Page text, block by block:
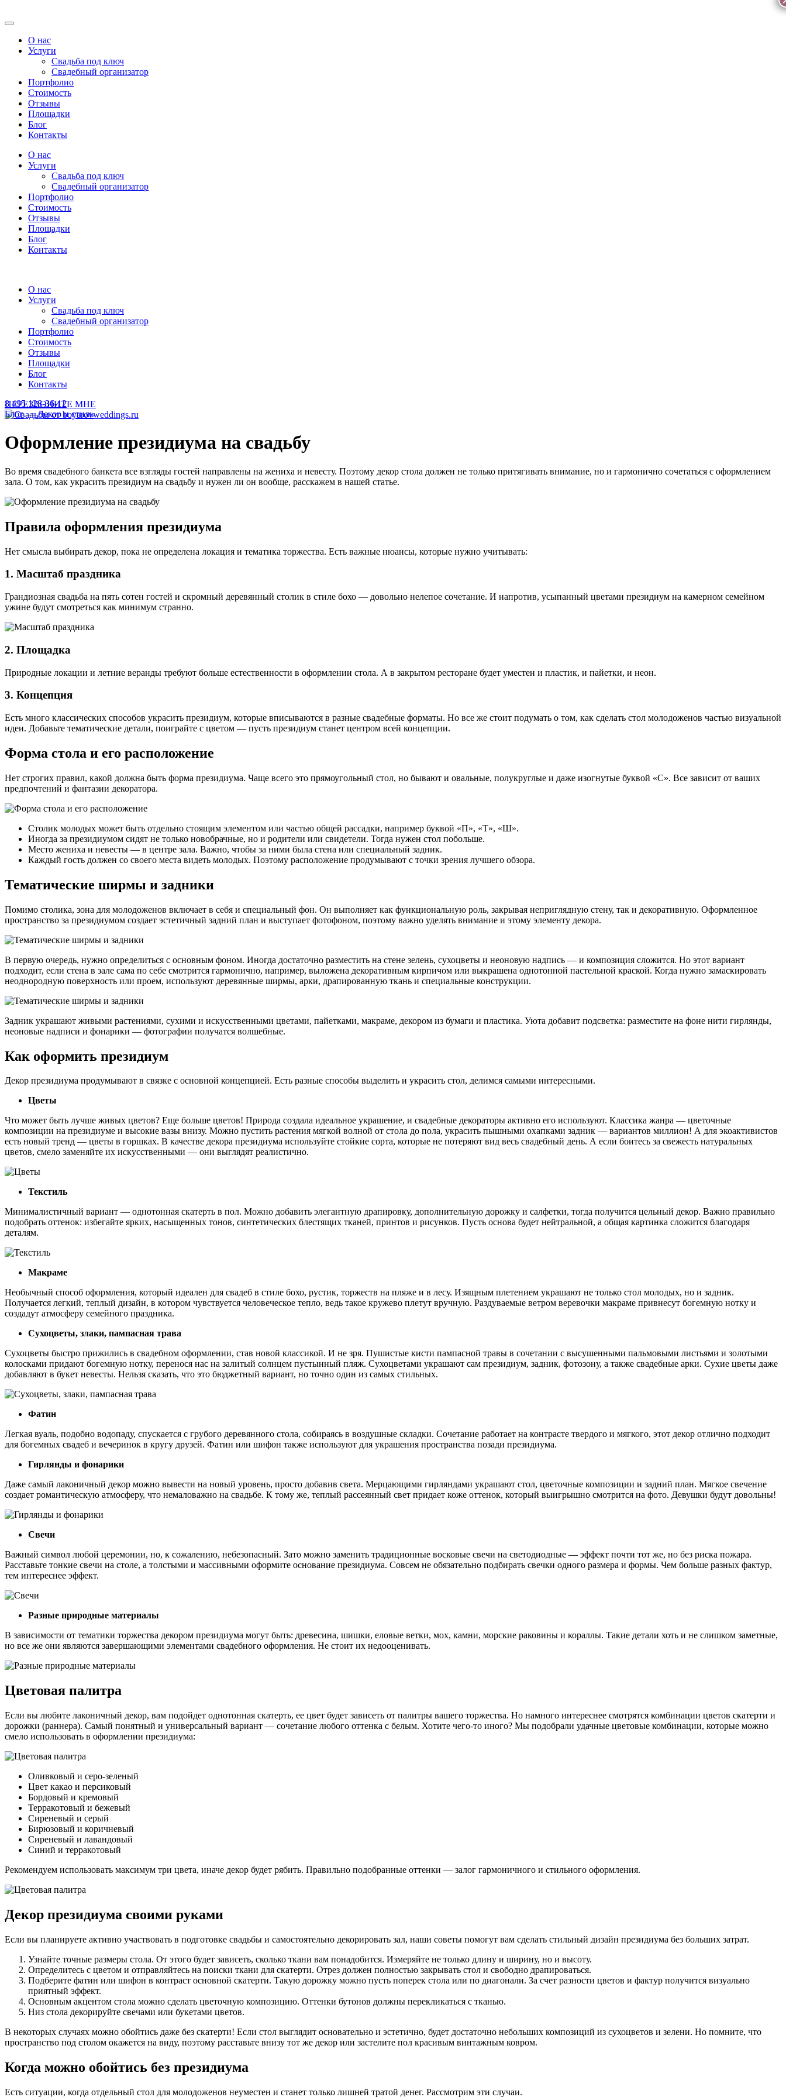
О нас
Услуги
Свадьба под ключ
Свадебный организатор
Портфолио
Стоимость
Отзывы
Площадки
Блог
Контакты
О нас
Услуги
Свадьба под ключ
Свадебный организатор
Портфолио
Стоимость
Отзывы
Площадки
Блог
Контакты
О нас
Услуги
Свадьба под ключ
Свадебный организатор
Портфолио
Стоимость
Отзывы
Площадки
Блог
Контакты
ПЕРЕЗВОНИТЕ МНЕ
8 495 128-36-12
Блог—Декор и стиль
Оформление президиума на свадьбу
Во время свадебного банкета все взгляды гостей направлены на жениха и невесту. Поэтому декор стола должен не только притягивать внимание, но и гармонично сочетаться с оформлением
зала. О том, как украсить президиум на свадьбу и нужен ли он вообще, расскажем в нашей статье.
Правила оформления президиума
Нет смысла выбирать декор, пока не определена локация и тематика торжества. Есть важные нюансы, которые нужно учитывать:
1. Масштаб праздника
Грандиозная свадьба на пять сотен гостей и скромный деревянный столик в стиле бохо — довольно нелепое сочетание. И напротив, усыпанный цветами президиум на камерном семейном
ужине будут смотреться как минимум странно.
2. Площадка
Природные локации и летние веранды требуют больше естественности в оформлении стола. А в закрытом ресторане будет уместен и пластик, и пайетки, и неон.
3. Концепция
Есть много классических способов украсить президиум, которые вписываются в разные свадебные форматы. Но все же стоит подумать о том, как сделать стол молодоженов частью визуальной
идеи. Добавьте тематические детали, поиграйте с цветом — пусть президиум станет центром всей концепции.
Форма стола и его расположение
Нет строгих правил, какой должна быть форма президиума. Чаще всего это прямоугольный стол, но бывают и овальные, полукруглые и даже изогнутые буквой «С». Все зависит от ваших
предпочтений и фантазии декоратора.
Столик молодых может быть отдельно стоящим элементом или частью общей рассадки, например буквой «П», «Т», «Ш».
Иногда за президиумом сидят не только новобрачные, но и родители или свидетели. Тогда нужен стол побольше.
Место жениха и невесты — в центре зала. Важно, чтобы за ними была стена или специальный задник.
Каждый гость должен со своего места видеть молодых. Поэтому расположение продумывают с точки зрения лучшего обзора.
Тематические ширмы и задники
Помимо столика, зона для молодоженов включает в себя и специальный фон. Он выполняет как функциональную роль, закрывая неприглядную стену, так и декоративную. Оформленное
пространство за президиумом создает эстетичный задний план и выступает фотофоном, поэтому важно уделять внимание и этому элементу декора.
В первую очередь, нужно определиться с основным фоном. Иногда достаточно разместить на стене зелень, сухоцветы и неоновую надпись — и композиция сложится. Но этот вариант
подходит, если стена в зале сама по себе смотрится гармонично, например, выложена декоративным кирпичом или выкрашена однотонной пастельной краской. Когда нужно замаскировать
неоднородную поверхность или проем, используют деревянные ширмы, арки, драпированную ткань и специальные конструкции.
Задник украшают живыми растениями, сухими и искусственными цветами, пайетками, макраме, декором из бумаги и пластика. Уюта добавит подсветка: разместите на фоне нити гирлянды,
неоновые надписи и фонарики — фотографии получатся волшебные.
Как оформить президиум
Декор президиума продумывают в связке с основной концепцией. Есть разные способы выделить и украсить стол, делимся самыми интересными.
Цветы
Что может быть лучше живых цветов? Еще больше цветов! Природа создала идеальное украшение, и свадебные декораторы активно его используют. Классика жанра — цветочные
композиции на президиуме и высокие вазы внизу. Можно пустить растения мягкой волной от стола до пола, украсить пышными охапками задник — вариантов миллион! А для экоактивистов
есть новый тренд — цветы в горшках. В качестве декора президиума используйте стойкие сорта, которые не потеряют вид весь свадебный день. А если боитесь за свежесть натуральных
цветов, смело заменяйте их искусственными — они выглядят реалистично.
Текстиль
Минималистичный вариант — однотонная скатерть в пол. Можно добавить элегантную драпировку, дополнительную дорожку и салфетки, тогда получится цельный декор. Важно правильно
подобрать оттенок: избегайте ярких, насыщенных тонов, синтетических блестящих тканей, принтов и рисунков. Пусть основа будет нейтральной, а общая картинка сложится благодаря
деталям.
Макраме
Необычный способ оформления, который идеален для свадеб в стиле бохо, рустик, торжеств на пляже и в лесу. Изящным плетением украшают не только стол молодых, но и задник.
Получается легкий, теплый дизайн, в котором чувствуется человеческое тепло, ведь такое кружево плетут вручную. Раздуваемые ветром веревочки макраме привнесут богемную нотку и
создадут атмосферу семейного праздника.
Сухоцветы, злаки, пампасная трава
Сухоцветы быстро прижились в свадебном оформлении, став новой классикой. И не зря. Пушистые кисти пампасной травы в сочетании с высушенными пальмовыми листьями и золотыми
колосками придают богемную нотку, перенося нас на залитый солнцем пустынный пляж. Сухоцветами украшают сам президиум, задник, фотозону, а также свадебные арки. Сухие цветы даже
добавляют в букет невесты. Нельзя сказать, что это бюджетный вариант, но точно один из самых стильных.
Фатин
Легкая вуаль, подобно водопаду, спускается с грубого деревянного стола, собираясь в воздушные складки. Сочетание работает на контрасте твердого и мягкого, этот декор отлично подходит
для богемных свадеб и вечеринок в кругу друзей. Фатин или шифон также используют для украшения пространства позади президиума.
Гирлянды и фонарики
Даже самый лаконичный декор можно вывести на новый уровень, просто добавив света. Мерцающими гирляндами украшают стол, цветочные композиции и задний план. Мягкое свечение
создает романтическую атмосферу, что немаловажно на свадьбе. К тому же, теплый рассеянный свет придает коже оттенок, который выигрышно смотрится на фото. Девушки будут довольны!
Свечи
Важный символ любой церемонии, но, к сожалению, небезопасный. Зато можно заменить традиционные восковые свечи на светодиодные — эффект почти тот же, но без риска пожара.
Расставьте тонкие свечи на столе, а толстыми и массивными оформите основание президиума. Совсем не обязательно подбирать свечки одного размера и формы. Чем больше разных фактур,
тем интереснее эффект.
Разные природные материалы
В зависимости от тематики торжества декором президиума могут быть: древесина, шишки, еловые ветки, мох, камни, морские раковины и кораллы. Такие детали хоть и не слишком заметные,
но все же они являются завершающими элементами свадебного оформления. Не стоит их недооценивать.
Цветовая палитра
Если вы любите лаконичный декор, вам подойдет однотонная скатерть, ее цвет будет зависеть от палитры вашего торжества. Но намного интереснее смотрятся комбинации цветов скатерти и
дорожки (раннера). Самый понятный и универсальный вариант — сочетание любого оттенка с белым. Хотите чего-то иного? Мы подобрали удачные цветовые комбинации, которые можно
смело использовать в оформлении президиума:
Оливковый и серо-зеленый
Цвет какао и персиковый
Бордовый и кремовый
Терракотовый и бежевый
Сиреневый и серый
Бирюзовый и коричневый
Сиреневый и лавандовый
Синий и терракотовый
Рекомендуем использовать максимум три цвета, иначе декор будет рябить. Правильно подобранные оттенки — залог гармоничного и стильного оформления.
Декор президиума своими руками
Если вы планируете активно участвовать в подготовке свадьбы и самостоятельно декорировать зал, наши советы помогут вам сделать стильный дизайн президиума без больших затрат.
Узнайте точные размеры стола. От этого будет зависеть, сколько ткани вам понадобится. Измеряйте не только длину и ширину, но и высоту.
Определитесь с цветом и отправляйтесь на поиски ткани для скатерти. Отрез должен полностью закрывать стол и свободно драпироваться.
Подберите фатин или шифон в контраст основной скатерти. Такую дорожку можно пусть поперек стола или по диагонали. За счет разности цветов и фактур получится визуально
приятный эффект.
Основным акцентом стола можно сделать цветочную композицию. Оттенки бутонов должны перекликаться с тканью.
Низ стола декорируйте свечами или букетами цветов.
В некоторых случаях можно обойтись даже без скатерти! Если стол выглядит основательно и эстетично, будет достаточно небольших композиций из сухоцветов и зелени. Но помните, что
пространство под столом окажется на виду, поэтому расставьте внизу тот же декор или застелите пол красивым винтажным ковром.
Когда можно обойтись без президиума
Есть ситуации, когда отдельный стол для молодоженов неуместен и станет только лишней тратой денег. Рассмотрим эти случаи.